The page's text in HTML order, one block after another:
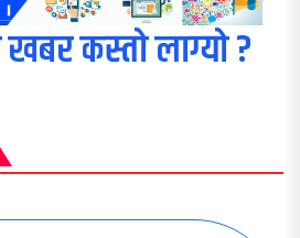
खबर कस्तो लाग्यो ?